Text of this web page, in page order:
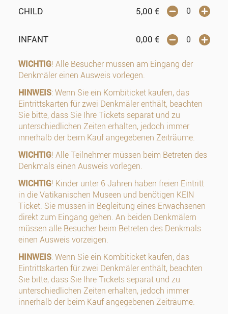
CHILD 5,00 €
INFANT 0,00 €
WICHTIG! Alle Besucher müssen am Eingang der
Denkmäler einen Ausweis vorlegen.
HINWEIS: Wenn Sie ein Kombiticket kaufen, das
Eintrittskarten für zwei Denkmäler enthält, beachten
Sie bitte, dass Sie Ihre Tickets separat und zu
unterschiedlichen Zeiten erhalten, jedoch immer
innerhalb der beim Kauf angegebenen Zeiträume.
WICHTIG! Alle Teilnehmer müssen beim Betreten des
Denkmals einen Ausweis vorlegen.
WICHTIG! Kinder unter 6 Jahren haben freien Eintritt
in die Vatikanischen Museen und benötigen KEIN
Ticket. Sie müssen in Begleitung eines Erwachsenen
direkt zum Eingang gehen. An beiden Denkmälern
müssen alle Besucher beim Betreten des Denkmals
einen Ausweis vorzeigen.
HINWEIS: Wenn Sie ein Kombiticket kaufen, das
Eintrittskarten für zwei Denkmäler enthält, beachten
Sie bitte, dass Sie Ihre Tickets separat und zu
unterschiedlichen Zeiten erhalten, jedoch immer
innerhalb der beim Kauf angegebenen Zeiträume.